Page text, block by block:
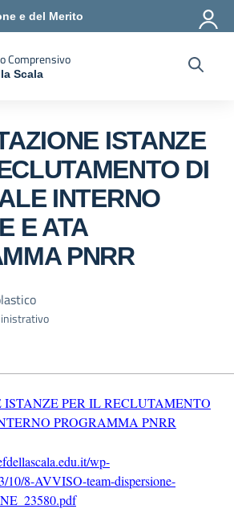
e del Merito
Comprensivo
Scala
ISTANZE
DI
INTERNO
E ATA
PNRR
ISTANZE PER IL RECLUTAMENTO
PROGRAMMA PNRR
wp-
10/8-AVVISO-team-dispersione-